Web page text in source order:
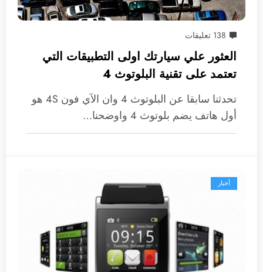
138 تعليقات
العثور علي سيارتك اولى التطبيقات التي
تعتمد على تقنية البلوتوث 4
تحدثنا سابقا عن البلوتوث 4 وان الآي فون 4S هو
أول هاتف يضم بلوتوث 4 واوضحنا…
أخبار